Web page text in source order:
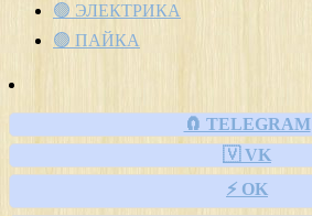
🟢 ЭЛЕКТРИКА
🟢 ПАЙКА
🧲 TELEGRAM
🇻 VK
⚡ OK